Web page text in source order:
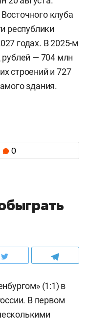
клуба
республики
годах. В 2025-м
— 704 млн
строений и 727
здания.
0
(1:1) в
В первом